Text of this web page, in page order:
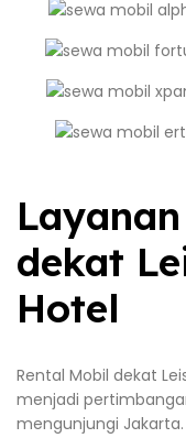
dekat
Hotel
Rental Mobil dekat
menjadi
mengunjungi